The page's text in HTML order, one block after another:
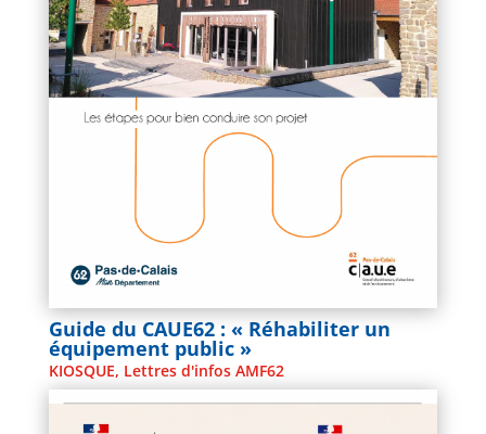
Guide du CAUE62 : « Réhabiliter un
équipement public »
KIOSQUE, Lettres d'infos AMF62